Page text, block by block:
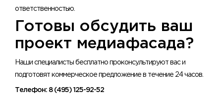
ответственностью.
Готовы обсудить ваш
проект медиафасада?
Наши специалисты бесплатно проконсультируют вас и
подготовят коммерческое предложение в течение 24 часов.
Телефон: 8 (495) 125-92-52